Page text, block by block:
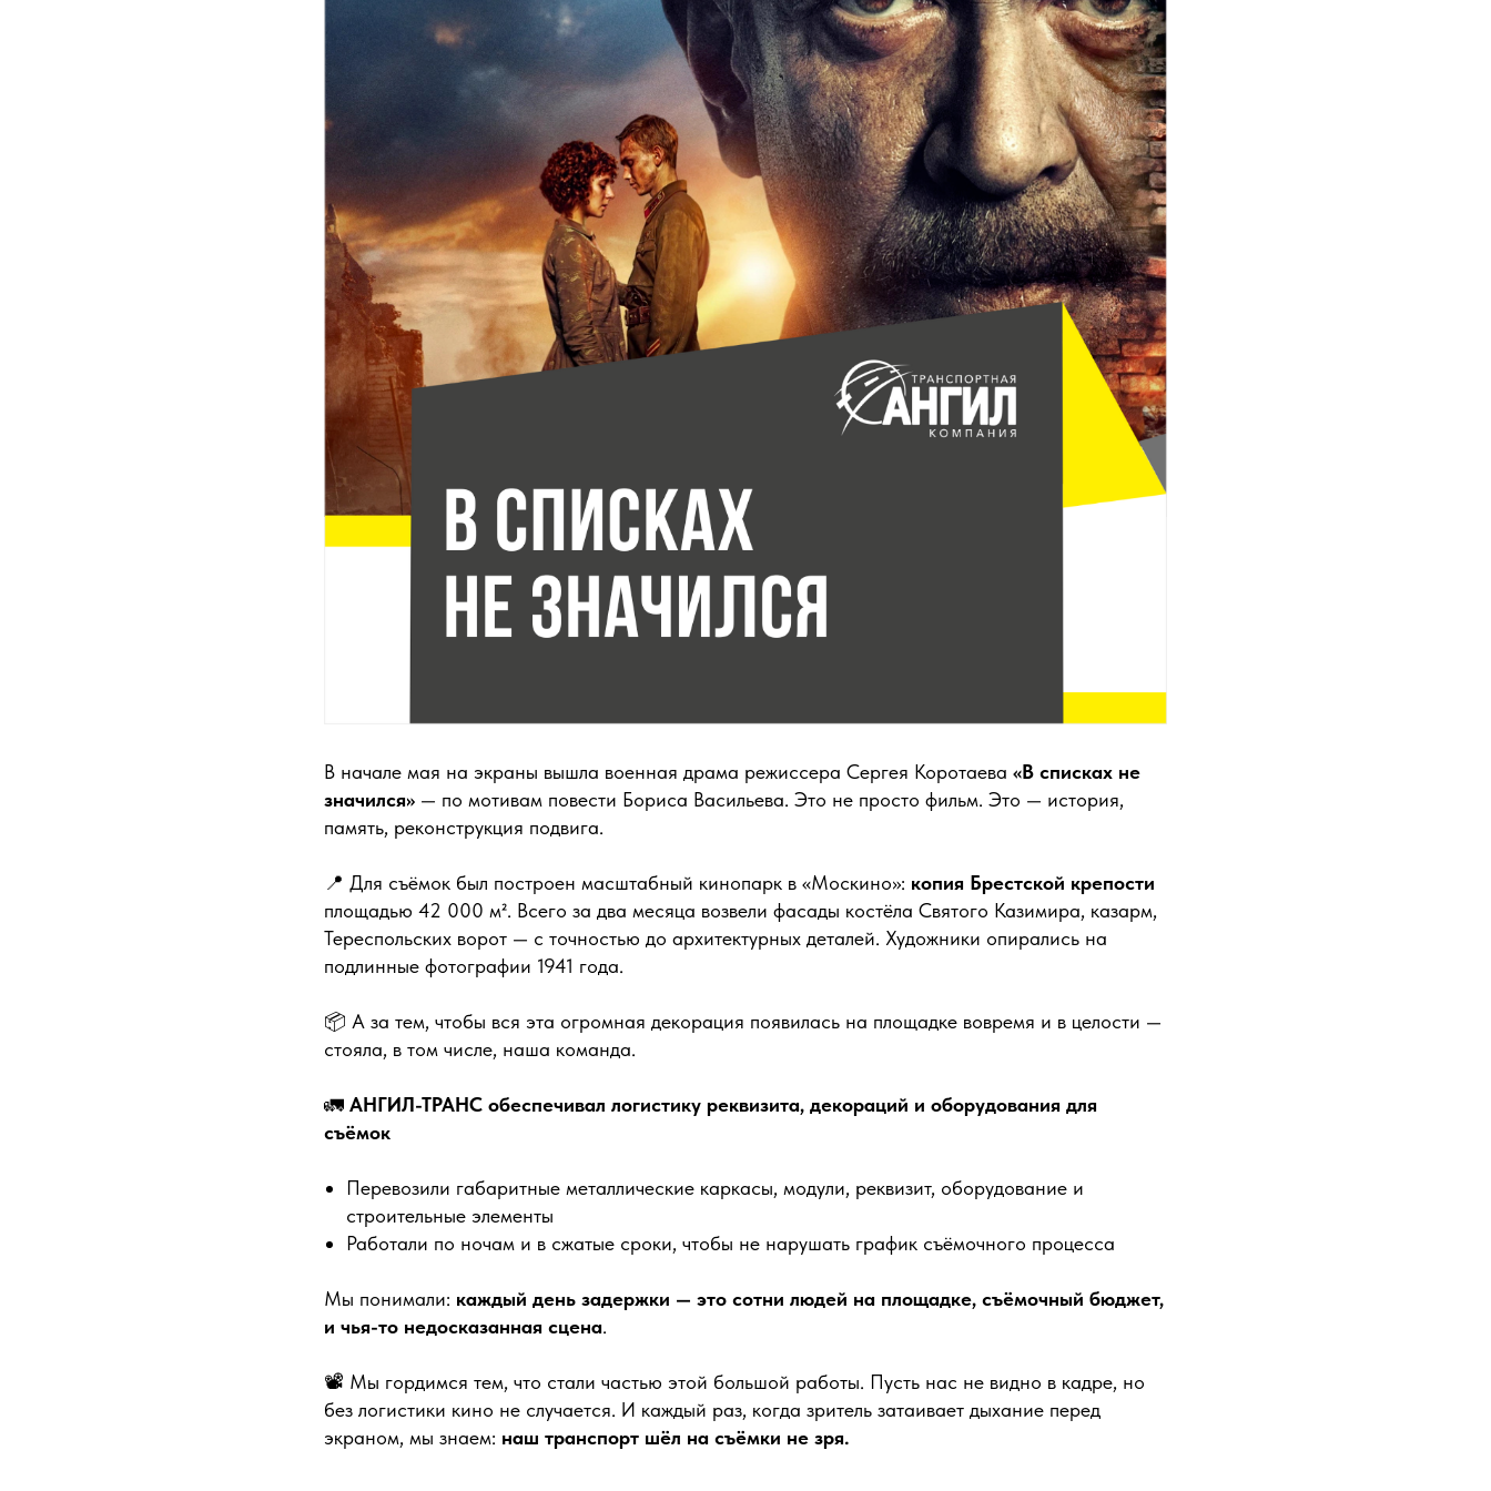
В начале мая на экраны вышла военная драма режиссера Сергея Коротаева «В списках не
значился» — по мотивам повести Бориса Васильева. Это не просто фильм. Это — история,
память, реконструкция подвига.
📍 Для съёмок был построен масштабный кинопарк в «Москино»: копия Брестской крепости
площадью 42 000 м². Всего за два месяца возвели фасады костёла Святого Казимира, казарм,
Тереспольских ворот — с точностью до архитектурных деталей. Художники опирались на
подлинные фотографии 1941 года.
📦 А за тем, чтобы вся эта огромная декорация появилась на площадке вовремя и в целости —
стояла, в том числе, наша команда.
🚛 АНГИЛ-ТРАНС обеспечивал логистику реквизита, декораций и оборудования для
съёмок
Перевозили габаритные металлические каркасы, модули, реквизит, оборудование и
строительные элементы
Работали по ночам и в сжатые сроки, чтобы не нарушать график съёмочного процесса
Мы понимали: каждый день задержки — это сотни людей на площадке, съёмочный бюджет,
и чья-то недосказанная сцена.
📽️ Мы гордимся тем, что стали частью этой большой работы. Пусть нас не видно в кадре, но
без логистики кино не случается. И каждый раз, когда зритель затаивает дыхание перед
экраном, мы знаем: наш транспорт шёл на съёмки не зря.